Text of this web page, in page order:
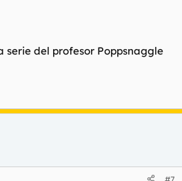
serie del profesor Poppsnaggle
#7